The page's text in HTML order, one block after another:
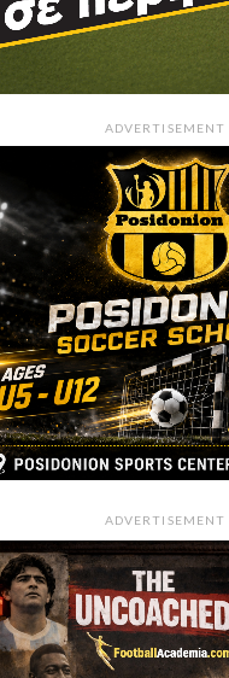
ADVERTISEMENT
ADVERTISEMENT